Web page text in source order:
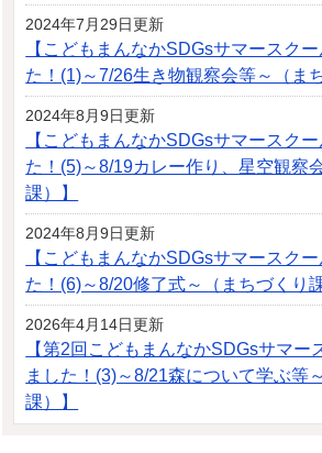
2024年7月29日更新
【こどもまんなかSDGsサマースク
た！(1)～7/26生き物観察会等～（ま
2024年8月9日更新
【こどもまんなかSDGsサマースク
た！(5)～8/19カレー作り、星空観察
課）】
2024年8月9日更新
【こどもまんなかSDGsサマースク
た！(6)～8/20修了式～（まちづくり課
2026年4月14日更新
【第2回こどもまんなかSDGsサマー
ました！(3)～8/21森について学ぶ等
課）】